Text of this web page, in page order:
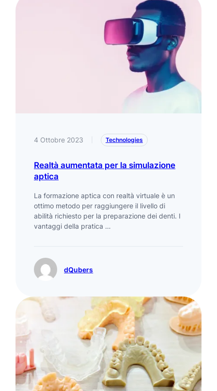
4 Ottobre 2023 Technologies
Realtà aumentata per la simulazione
aptica
La formazione aptica con realtà virtuale è un
ottimo metodo per raggiungere il livello di
abilità richiesto per la preparazione dei denti. I
vantaggi della pratica …
dQubers